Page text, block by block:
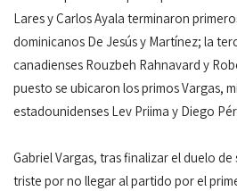
Lares y Carlos Ayala terminaron
dominicanos De Jesús y Martínez; la
canadienses Rouzbeh Rahnavard y
puesto se ubicaron los primos Vargas,
estadounidenses Lev Priima y Diego
Gabriel Vargas, tras finalizar el duelo
triste por no llegar al partido por el